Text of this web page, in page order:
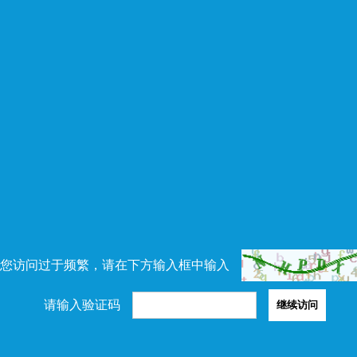
访问过于频繁，请在下方输入框中输入
请输入验证码 继续访问